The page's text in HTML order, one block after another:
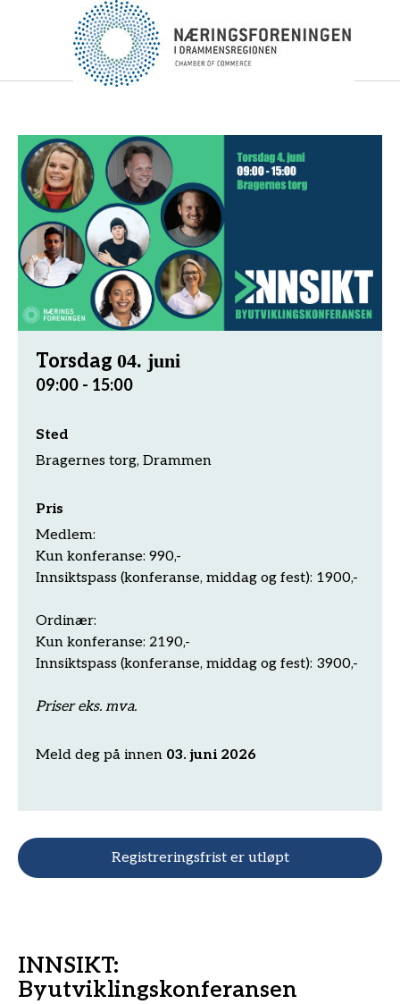
INNSIKT:
Byutviklingskonferansen
Torsdag 04. juni
09:00 - 15:00
Sted
Bragernes torg, Drammen
Pris
Medlem:
Kun konferanse: 990,-
Innsiktspass (konferanse, middag og fest): 1900,-
Ordinær:
Kun konferanse: 2190,-
Innsiktspass (konferanse, middag og fest): 3900,-
Priser eks. mva.
Meld deg på innen 03. juni 2026
Registreringsfrist er utløpt